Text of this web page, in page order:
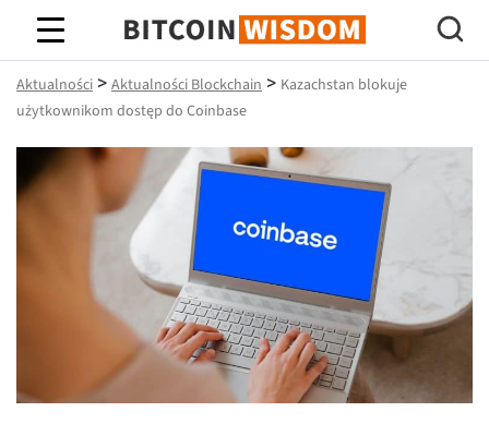
Mądrość Bitcoina
Aktualności > Aktualności Blockchain > Kazachstan blokuje
użytkownikom dostęp do Coinbase